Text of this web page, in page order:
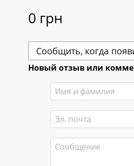
0 грн
Сообщить, когда
Новый отзыв или